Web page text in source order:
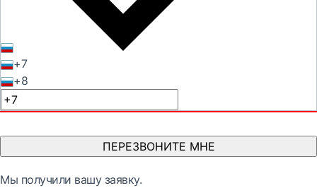
+7
+8
ПЕРЕЗВОНИТЕ МНЕ
Мы получили вашу заявку.